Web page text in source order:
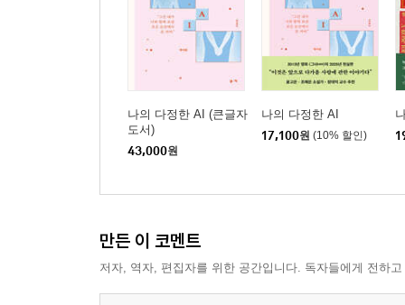
나의 다정한 AI (큰글자
도서)
43,000원
나의 다정한 AI
17,100원 (10% 할인)
만든 이 코멘트
저자, 역자, 편집자를 위한 공간입니다. 독자들에게 전하